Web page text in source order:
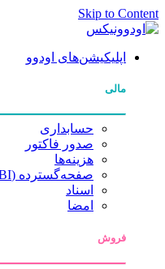
Skip to Content
اپلیکیشن‌های اودوو
مالی
حسابداری
صدور فاکتور
هزینه‌ها
صفحه‌گسترده (BI)
اسناد
امضا
فروش